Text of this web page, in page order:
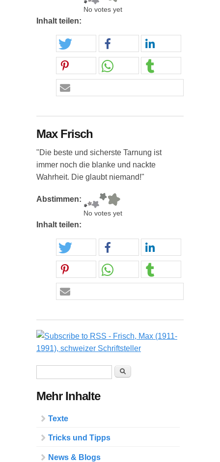
No votes yet
Inhalt teilen:
Max Frisch
"Die beste und sicherste Tarnung ist
immer noch die blanke und nackte
Wahrheit. Die glaubt niemand!"
Abstimmen:
No votes yet
Inhalt teilen:
Suche
Mehr Inhalte
Texte
Tricks und Tipps
News & Blogs